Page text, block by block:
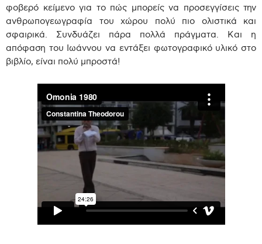
φοβερό κείμενο για το πώς μπορείς να προσεγγίσεις την
ανθρωπογεωγραφία του χώρου πολύ πιο ολιστικά και
σφαιρικά. Συνδυάζει πάρα πολλά πράγματα. Και η
απόφαση του Ιωάννου να εντάξει φωτογραφικό υλικό στο
βιβλίο, είναι πολύ μπροστά!